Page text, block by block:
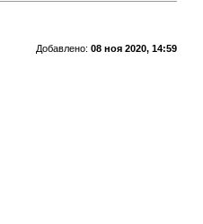
Добавлено: 08 ноя 2020, 14:59